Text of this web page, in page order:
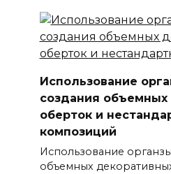
Использование
создания объемных
оберток и
композиций
Использование
объемных